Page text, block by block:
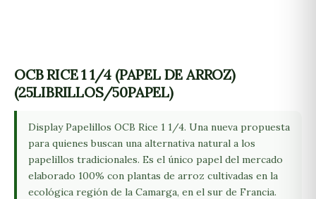
OCB RICE 1 1/4 (PAPEL DE ARROZ)
(25LIBRILLOS/50PAPEL)
Display Papelillos OCB Rice 1 1/4. Una nueva propuesta
para quienes buscan una alternativa natural a los
papelillos tradicionales. Es el único papel del mercado
elaborado 100% con plantas de arroz cultivadas en la
ecológica región de la Camarga, en el sur de Francia.
(25LIBRILLOS/50PAPEL)
cantidad